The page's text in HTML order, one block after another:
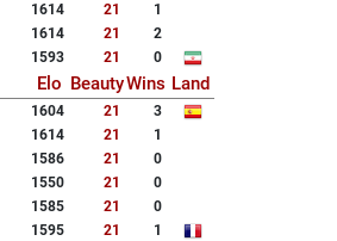
1614 21
1
1614 21
2
1593 21 0
Elo BeautyWins Land
1604 21
3
1614 21
1
1586 21
0
1550 21
0
1585 21
0
1595 21
1